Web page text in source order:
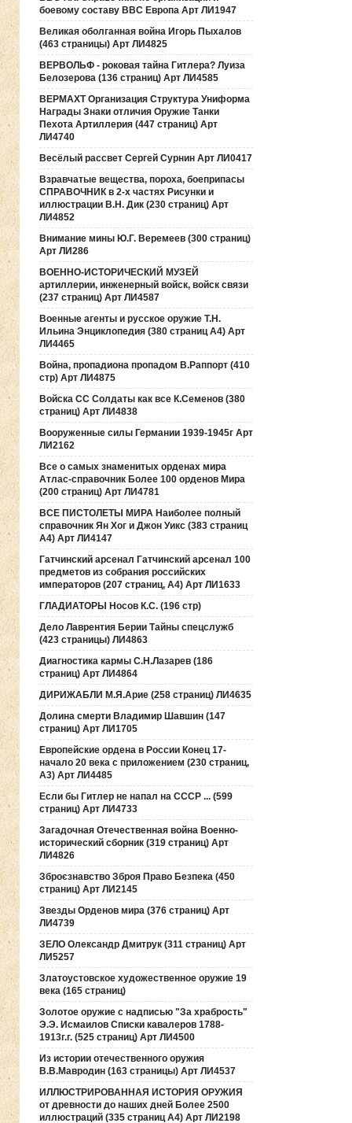
боевому составу ВВС Европа Арт ЛИ1947
Великая оболганная война Игорь Пыхалов
(463 страницы) Арт ЛИ4825
ВЕРВОЛЬФ - роковая тайна Гитлера? Луиза
Белозерова (136 страниц) Арт ЛИ4585
ВЕРМАХТ Организация Структура Униформа
Награды Знаки отличия Оружие Танки
Пехота Артиллерия (447 страниц) Арт
ЛИ4740
Весёлый рассвет Сергей Сурнин Арт ЛИ0417
Взравчатые вещества, пороха, боеприпасы
СПРАВОЧНИК в 2-х частях Рисунки и
иллюстрации В.Н. Дик (230 страниц) Арт
ЛИ4852
Внимание мины Ю.Г. Веремеев (300 страниц)
Арт ЛИ286
ВОЕННО-ИСТОРИЧЕСКИЙ МУЗЕЙ
артиллерии, инженерный войск, войск связи
(237 страниц) Арт ЛИ4587
Военные агенты и русское оружие Т.Н.
Ильина Энциклопедия (380 страниц А4) Арт
ЛИ4465
Война, пропадиона пропадом В.Раппорт (410
стр) Арт ЛИ4875
Войска СС Солдаты как все К.Семенов (380
страниц) Арт ЛИ4838
Вооруженные силы Германии 1939-1945г Арт
ЛИ2162
Все о самых знаменитых орденах мира
Атлас-справочник Более 100 орденов Мира
(200 страниц) Арт ЛИ4781
ВСЕ ПИСТОЛЕТЫ МИРА Наиболее полный
справочник Ян Хог и Джон Уикс (383 страниц
А4) Арт ЛИ4147
Гатчинский арсенал Гатчинский арсенал 100
предметов из собрания российских
императоров (207 страниц, А4) Арт ЛИ1633
ГЛАДИАТОРЫ Носов К.С. (196 стр)
Дело Лаврентия Берии Тайны спецслужб
(423 страницы) ЛИ4863
Диагностика кармы С.Н.Лазарев (186
страниц) Арт ЛИ4864
ДИРИЖАБЛИ М.Я.Арие (258 страниц) ЛИ4635
Долина смерти Владимир Шавшин (147
страниц) Арт ЛИ1705
Европейские ордена в России Конец 17-
начало 20 века с приложением (230 страниц,
А3) Арт ЛИ4485
Если бы Гитлер не напал на СССР ... (599
страниц) Арт ЛИ4733
Загадочная Отечественная война Военно-
исторический сборник (319 страниц) Арт
ЛИ4826
Зброєзнавство Зброя Право Безпека (450
страниц) Арт ЛИ2145
Звезды Орденов мира (376 страниц) Арт
ЛИ4739
ЗЕЛО Олександр Дмитрук (311 страниц) Арт
ЛИ5257
Златоустовское художественное оружие 19
века (165 страниц)
Золотое оружие с надписью "За храбрость"
Э.Э. Исмаилов Списки кавалеров 1788-
1913г.г. (525 страниц) Арт ЛИ4500
Из истории отечественного оружия
В.В.Мавродин (163 страницы) Арт ЛИ4537
ИЛЛЮСТРИРОВАННАЯ ИСТОРИЯ ОРУЖИЯ
от древности до наших дней Более 2500
иллюстраций (335 страниц А4) Арт ЛИ2198